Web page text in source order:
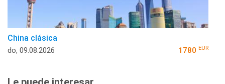
China clásica
do, 09.08.2026 1780 EUR